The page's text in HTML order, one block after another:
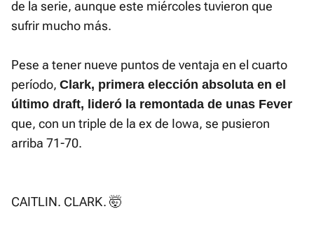
de la serie, aunque este miércoles tuvieron que
sufrir mucho más.
Pese a tener nueve puntos de ventaja en el cuarto
período, Clark, primera elección absoluta en el
último draft, lideró la remontada de unas Fever
que, con un triple de la ex de Iowa, se pusieron
arriba 71-70.
CAITLIN. CLARK. 🤯